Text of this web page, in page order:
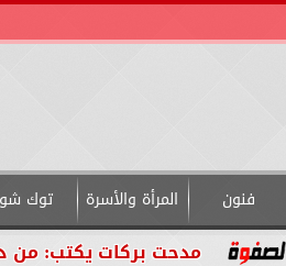
فنون المرأة والأسرة توك شو
بركات يكتب: من داخل